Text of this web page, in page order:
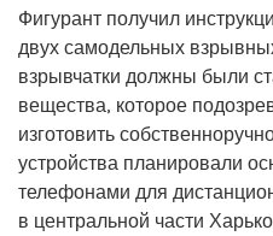
Фигурант получил
двух самодельных
взрывчатки должны были
вещества, которое
изготовить
устройства планировали
телефонами для
в центральной части